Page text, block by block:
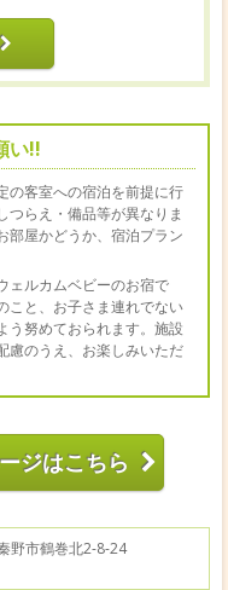
い!!
の客室への宿泊を前提に行
つらえ・備品等が異なりま
部屋かどうか、宿泊プラン
ェルカムベビーのお宿で
こと、お子さま連れでない
う努めておられます。施設
慮のうえ、お楽しみいただ
ジはこちら
野市鶴巻北2-8-24